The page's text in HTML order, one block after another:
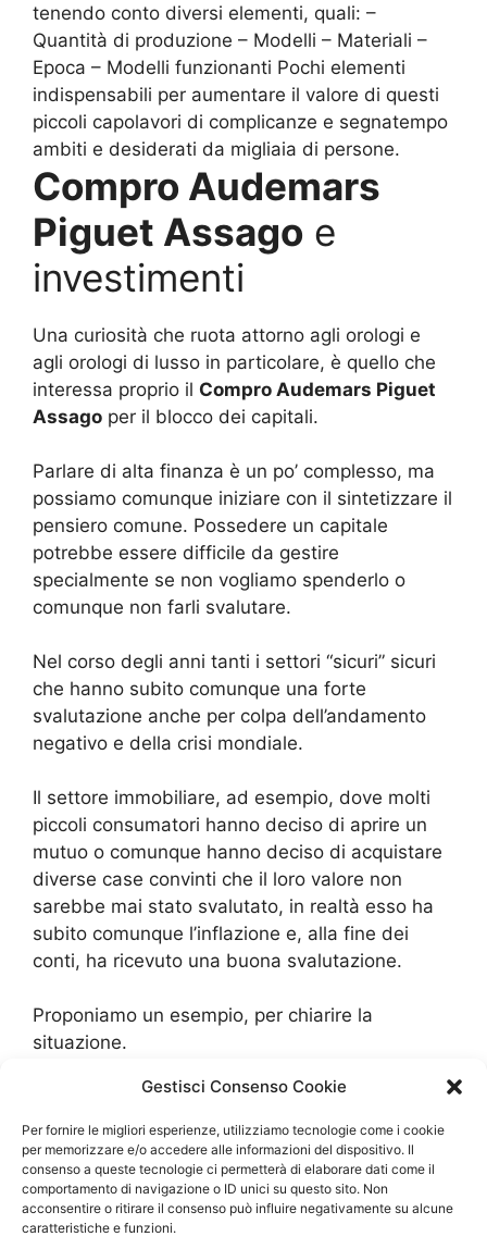
Gestisci Consenso Cookie
Per fornire le migliori esperienze, utilizziamo tecnologie come i cookie
per memorizzare e/o accedere alle informazioni del dispositivo. Il
consenso a queste tecnologie ci permetterà di elaborare dati come il
comportamento di navigazione o ID unici su questo sito. Non
acconsentire o ritirare il consenso può influire negativamente su alcune
caratteristiche e funzioni.
tenendo conto diversi elementi, quali: –
Quantità di produzione – Modelli – Materiali –
Epoca – Modelli funzionanti Pochi elementi
indispensabili per aumentare il valore di questi
piccoli capolavori di complicanze e segnatempo
ambiti e desiderati da migliaia di persone.
Compro Audemars
Piguet Assago e
investimenti
Una curiosità che ruota attorno agli orologi e
agli orologi di lusso in particolare, è quello che
interessa proprio il Compro Audemars Piguet
Assago per il blocco dei capitali.
Parlare di alta finanza è un po’ complesso, ma
possiamo comunque iniziare con il sintetizzare il
pensiero comune. Possedere un capitale
potrebbe essere difficile da gestire
specialmente se non vogliamo spenderlo o
comunque non farli svalutare.
Nel corso degli anni tanti i settori “sicuri” sicuri
che hanno subito comunque una forte
svalutazione anche per colpa dell’andamento
negativo e della crisi mondiale.
Il settore immobiliare, ad esempio, dove molti
piccoli consumatori hanno deciso di aprire un
mutuo o comunque hanno deciso di acquistare
diverse case convinti che il loro valore non
sarebbe mai stato svalutato, in realtà esso ha
subito comunque l’inflazione e, alla fine dei
conti, ha ricevuto una buona svalutazione.
Proponiamo un esempio, per chiarire la
situazione.
Case che sono costate anche 200.000 euro,
alla fine si sono valevano appena 140.000 euro
tenendo conto della loro usura, della zona che
non è cresciuta e si è sviluppata e via dicendo.
Molti clienti che si sono aperti un mutuo si sono